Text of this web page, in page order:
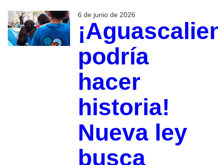
6 de junio de 2026
podría
hacer
historia!
Nueva ley
busca